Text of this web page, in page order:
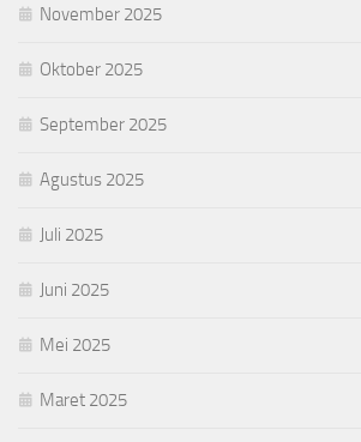
November 2025
Oktober 2025
September 2025
Agustus 2025
Juli 2025
Juni 2025
Mei 2025
Maret 2025